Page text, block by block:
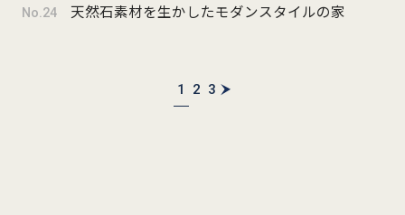
No.24 天然石素材を生かしたモダンスタイルの家
1 2 3